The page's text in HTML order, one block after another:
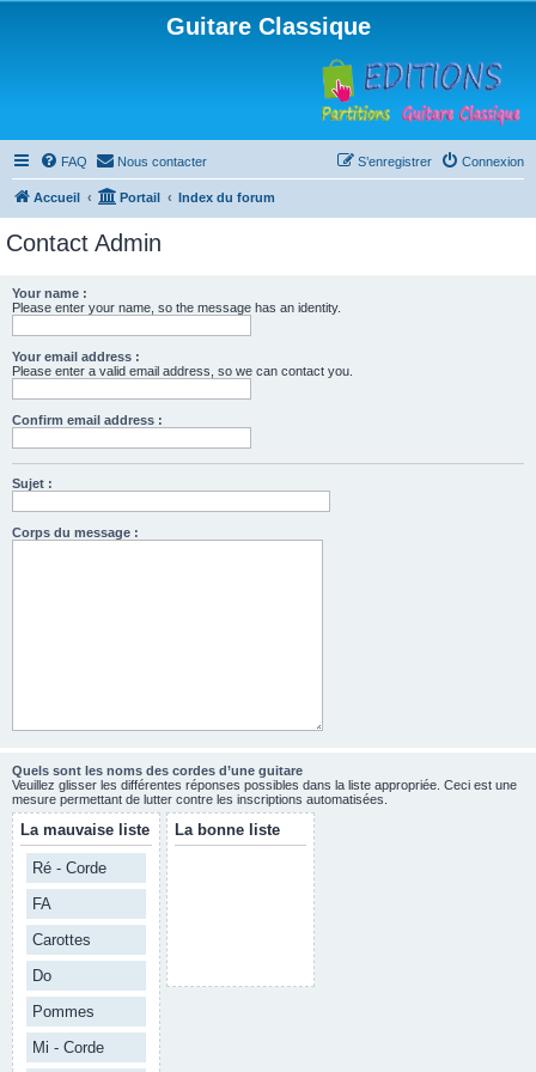
Guitare Classique
FAQ Nous contacter Connexion
S’enregistrer
Accueil Portail Index du forum
Contact Admin
Your name :
Please enter your name, so the message has an identity.
Your email address :
Please enter a valid email address, so we can contact you.
Confirm email address :
Sujet :
Corps du message :
Quels sont les noms des cordes d’une guitare
Veuillez glisser les différentes réponses possibles dans la liste appropriée. Ceci est une
mesure permettant de lutter contre les inscriptions automatisées.
La mauvaise liste
Ré - Corde
FA
Carottes
Do
Pommes
Mi - Corde
La bonne liste